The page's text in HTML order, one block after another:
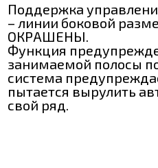
Поддержка
– линии боковой
ОКРАШЕНЫ.
Функция
занимаемой полосы
система
пытается вырулить
свой ряд.